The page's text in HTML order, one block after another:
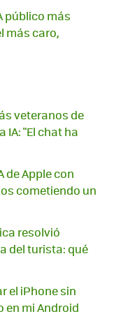
público más
más caro,
veteranos de
IA: "El chat ha
de Apple con
cometiendo un
resolvió
del turista: qué
el iPhone sin
en mi Android